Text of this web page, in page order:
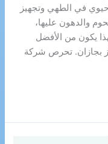
حيوي في الطهي وتجهيز
والدهون عليها،
يكون من الأفضل
بجازان. تحرص شركة